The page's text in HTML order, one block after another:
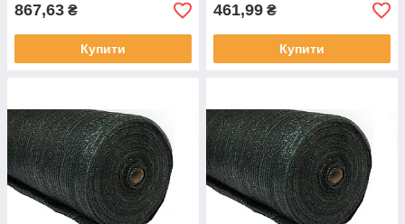
867,63 ₴
Купити
461,99 ₴
Купити